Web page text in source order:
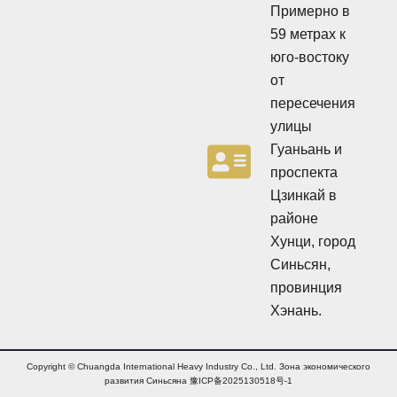
Примерно в
59 метрах к
юго-востоку
от
пересечения
улицы
Гуаньань и
проспекта
Цзинкай в
районе
Хунци, город
Синьсян,
провинция
Хэнань.
н
н
ы
ю
л
л
е
т
е
н
ь
о
н
ы
б
л
л
е
е
н
ь
Copyright © Chuangda International Heavy Industry Co., Ltd. Зона экономического
развития Синьсяна 豫ICP备2025130518号-1